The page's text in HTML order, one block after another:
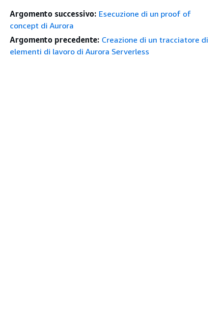
Argomento successivo: Esecuzione di un proof of
concept di Aurora
Argomento precedente: Creazione di un tracciatore di
elementi di lavoro di Aurora Serverless